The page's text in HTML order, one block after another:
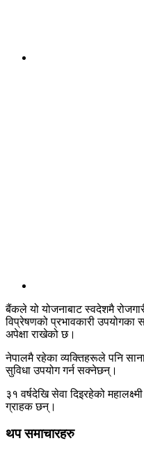
बैंकले यो योजनाबाट स्वदेशमै
विप्रेषणको प्रभावकारी उपयोगका
अपेक्षा राखेको छ।
नेपालमै रहेका व्यक्तिहरूले पनि
सुविधा उपयोग गर्न सक्नेछन्।
३१ वर्षदेखि सेवा दिइरहेको
ग्राहक छन्।
थप समाचारहरु